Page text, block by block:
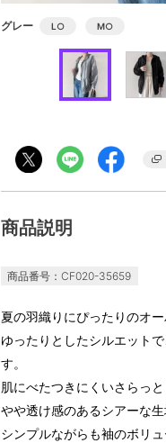
グレー L ○ M○
商品説明
商品番号：CF020-35659
夏の羽織りにぴったりのオ
ゆったりとしたシルエット
す。
肌にべたつきにくいさらっ
やや透け感のあるシアーな
シンプルながらも袖のボリ